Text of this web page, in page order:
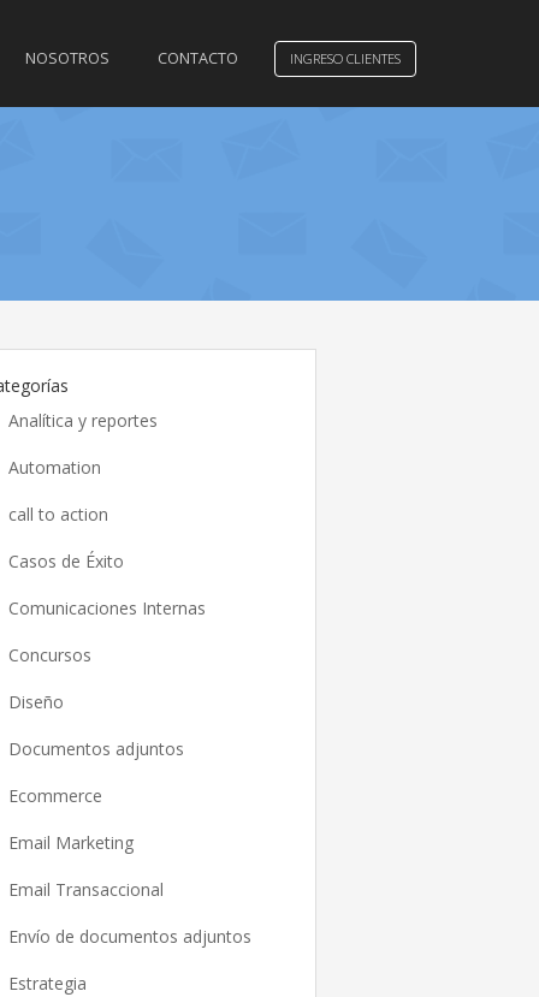
INGRESO CLIENTES
NOSOTROS CONTACTO
Analítica y reportes
Automation
call to action
Casos de Éxito
Comunicaciones Internas
Concursos
Diseño
Documentos adjuntos
Ecommerce
Email Marketing
Email Transaccional
Envío de documentos adjuntos
Estrategia